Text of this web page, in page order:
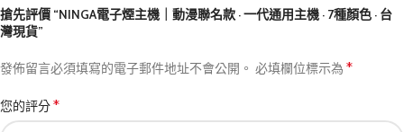
搶先評價 “NINGA電子煙主機｜動漫聯名款 · 一代通用主機 · 7種顏色 · 台
灣現貨”
發佈留言必須填寫的電子郵件地址不會公開。 必填欄位標示為 *
您的評分*